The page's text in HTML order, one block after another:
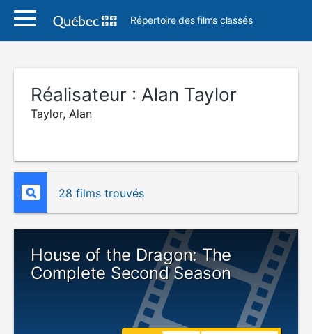
Répertoire des films classés
Réalisateur : Alan Taylor
Taylor, Alan
28 films trouvés
House of the Dragon: The
Complete Second Season